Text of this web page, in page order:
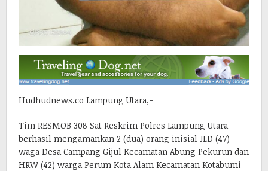
Hudhudnews.co Lampung Utara,-
Tim RESMOB 308 Sat Reskrim Polres Lampung Utara
berhasil mengamankan 2 (dua) orang inisial JLD (47)
waga Desa Campang Gijul Kecamatan Abung Pekurun dan
HRW (42) warga Perum Kota Alam Kecamatan Kotabumi